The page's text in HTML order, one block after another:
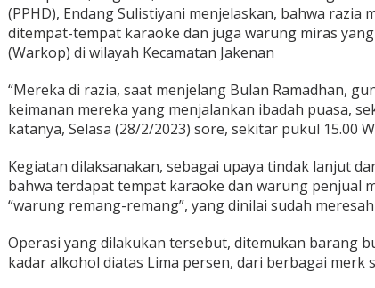
(PPHD), Endang Sulistiyani menjelaskan, bahwa razia
ditempat-tempat karaoke dan juga warung miras
(Warkop) di wilayah Kecamatan Jakenan
“Mereka di razia, saat menjelang Bulan Ramadhan,
keimanan mereka yang menjalankan ibadah puasa,
katanya, Selasa (28/2/2023) sore, sekitar pukul 15.00
Kegiatan dilaksanakan, sebagai upaya tindak lanjut
bahwa terdapat tempat karaoke dan warung penjual
“warung remang-remang”, yang dinilai sudah
Operasi yang dilakukan tersebut, ditemukan barang
kadar alkohol diatas Lima persen, dari berbagai merk